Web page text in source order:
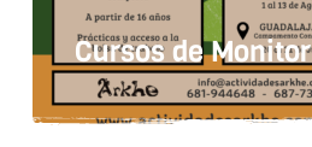
Cursos de Monitor